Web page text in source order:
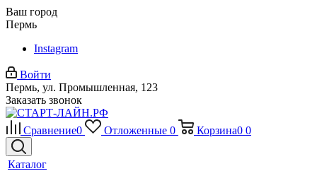
Ваш город
Пермь
Instagram
Войти
Пермь, ул. Промышленная, 123
Заказать звонок
Сравнение0 Отложенные 0 Корзина0 0
Каталог